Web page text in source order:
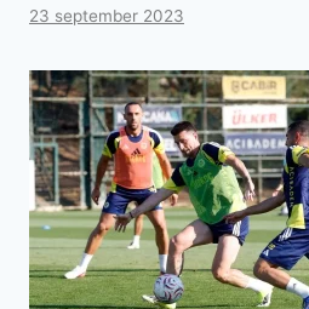
23 september 2023